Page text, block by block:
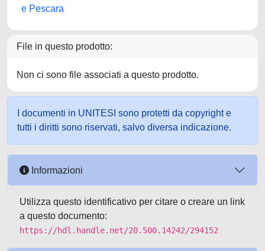
e Pescara
File in questo prodotto:
Non ci sono file associati a questo prodotto.
I documenti in UNITESI sono protetti da copyright e
tutti i diritti sono riservati, salvo diversa indicazione.
Informazioni
Utilizza questo identificativo per citare o creare un link
a questo documento:
https://hdl.handle.net/20.500.14242/294152